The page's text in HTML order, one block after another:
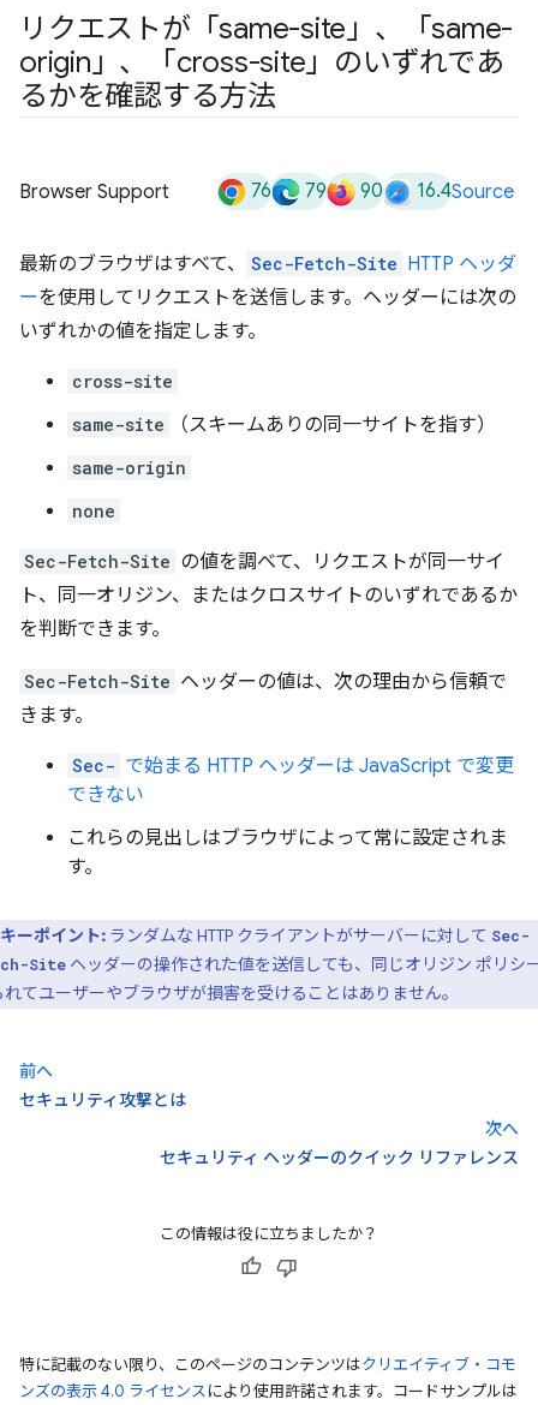
リクエストが「same-site」、「same-
origin」、「cross-site」のいずれであ
るかを確認する方法
Browser Support 76 79 90 16.4Source
最新のブラウザはすべて、 Sec-Fetch-Site HTTP ヘッダ
ーを使用してリクエストを送信します。ヘッダーには次の
いずれかの値を指定します。
cross-site
same-site
（スキームありの同一サイトを指す）
same-origin
none
Sec-Fetch-Site の値を調べて、リクエストが同一サイ
ト、同一オリジン、またはクロスサイトのいずれであるか
を判断できます。
Sec-Fetch-Site ヘッダーの値は、次の理由から信頼で
きます。
Sec- で始まる HTTP ヘッダーは JavaScript で変更
できない
これらの見出しはブラウザによって常に設定されま
す。
キーポイント: ランダムな HTTP クライアントがサーバーに対して Sec-
Site ヘッダーの操作された値を送信しても、同じオリジン ポリシ
れてユーザーやブラウザが損害を受けることはありません。
前へ
セキュリティ攻撃とは
次へ
セキュリティ ヘッダーのクイック リファレンス
この情報は役に立ちましたか？
特に記載のない限り、このページのコンテンツはクリエイティブ・コモ
ンズの表示 4.0 ライセンスにより使用許諾されます。コードサンプルは